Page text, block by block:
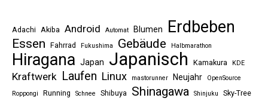
Adachi Akiba Android Automat Blumen Erdbeben
Essen Fahrrad Fukushima Gebäude Halbmarathon
Hiragana Japan Japanisch Kamakura KDE
Kraftwerk Laufen Linux mastorunner Neujahr
OpenSource
Roppongi
Running Schnee Shibuya Shinagawa Shinjuku Sky-Tree